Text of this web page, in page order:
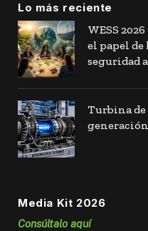
Lo más reciente
WESS
el papel de
seguridad
Turbina
Media Kit 2026
Consúltalo aquí